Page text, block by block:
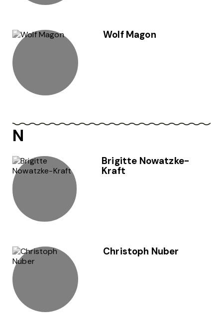
Wolf Magon
N
Brigitte Nowatzke-
Kraft
Christoph Nuber